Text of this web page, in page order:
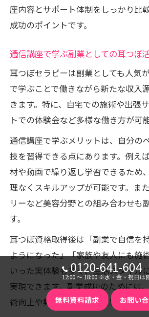
座内容とサポート体制をしっかり比
成功のポイントです。
通信講座で学ぶ副業としての耳つぼ
耳つぼセラピーは副業としても人気
で学ぶことで働きながら新たな収入
きます。特に、自宅での施術や出張
トでの体験会など多様な働き方が可能
通信講座で学ぶメリットは、自分の
技を習得できる点にあります。例え
材や動画で繰り返し学習できるため
理なくスキルアップが可能です。ま
リーなど美容分野との組み合わせも
す。
耳つぼ資格取得後は「副業で自信を
ようになった」「家族や友人にも施
いった実体験も多く、生活スタイル
実現できます。副業成功のためには
術向上や集客方法の学習を継続する
0120-641-604
12:00 〜 18:00 ※水・金・祝日は
無料資料請求 お問い